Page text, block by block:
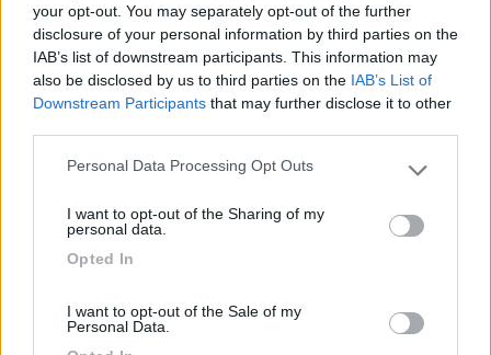
your opt-out. You may separately opt-out of the further
disclosure of your personal information by third parties on the
IAB’s list of downstream participants. This information may
also be disclosed by us to third parties on the IAB’s List of
Downstream Participants that may further disclose it to other
Please note that this website/app uses one or more Google
not limited to your visit or usage behaviour. You may click to
grant or deny consent to Google and its third-party tags to
use your data for below specified purposes in below Google
Personal Data Processing Opt Outs
I want to opt-out of the Sharing of my
personal data.
Opted In
I want to opt-out of the Sale of my
Personal Data.
Area di sosta (PS)